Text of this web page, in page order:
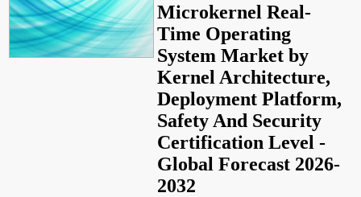
Microkernel Real-
Time Operating
System Market by
Kernel Architecture,
Deployment Platform,
Safety And Security
Certification Level -
Global Forecast 2026-
2032